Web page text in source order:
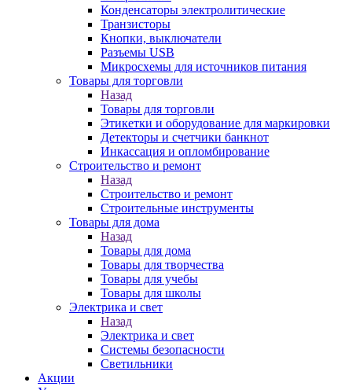
Конденсаторы электролитические
Транзисторы
Кнопки, выключатели
Разъемы USB
Микросхемы для источников питания
Товары для торговли
Назад
Товары для торговли
Этикетки и оборудование для маркировки
Детекторы и счетчики банкнот
Инкассация и опломбирование
Строительство и ремонт
Назад
Строительство и ремонт
Строительные инструменты
Товары для дома
Назад
Товары для дома
Товары для творчества
Товары для учебы
Товары для школы
Электрика и свет
Назад
Электрика и свет
Системы безопасности
Светильники
Акции